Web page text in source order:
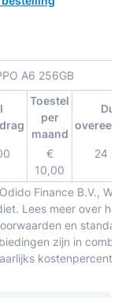
A6 256GB
Toestel
per
maand
€
10,00
24
Finance B.V.,
Lees meer over
en
zijn in